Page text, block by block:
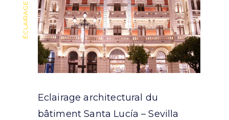
Eclairage architectural du
bâtiment Santa Lucía – Sevilla